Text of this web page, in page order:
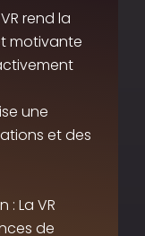
rend la
motivante
une
et des
La VR
de